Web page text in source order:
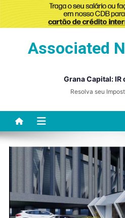
Associated
Grana Capital: IR
Resolva seu